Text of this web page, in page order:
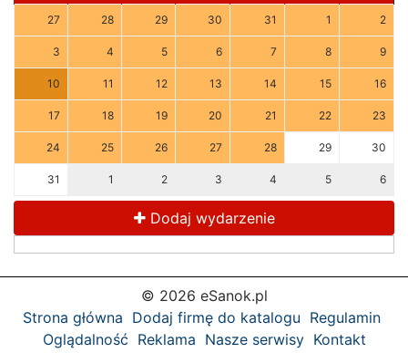
27 28 29 30 31 1 2
3 4 5 6 7 8 9
10 11 12 13 14 15 16
17 18 19 20 21 22 23
24 25 26 27 28 29 30
31 1 2 3 4 5 6
Dodaj wydarzenie
© 2026 eSanok.pl
Strona główna Dodaj firmę do katalogu Regulamin
Oglądalność Reklama Nasze serwisy Kontakt